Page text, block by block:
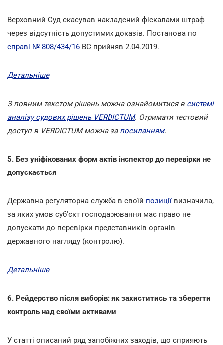
Верховний Суд скасував накладений фіскалами штраф
через відсутність допустимих доказів. Постанова по
справі № 808/434/16 ВС прийняв 2.04.2019.
Детальніше
З повним текстом рішень можна ознайомитися в системі
аналізу судових рішень VERDICTUM. Отримати тестовий
доступ в VERDICTUM можна за посиланням.
5. Без уніфікованих форм актів інспектор до перевірки не
допускається
Державна регуляторна служба в своїй позиції визначила,
за яких умов суб'єкт господарювання має право не
допускати до перевірки представників органів
державного нагляду (контролю).
Детальніше
6. Рейдерство після виборів: як захиститись та зберегти
контроль над своїми активами
У статті описаний ряд запобіжних заходів, що сприяють